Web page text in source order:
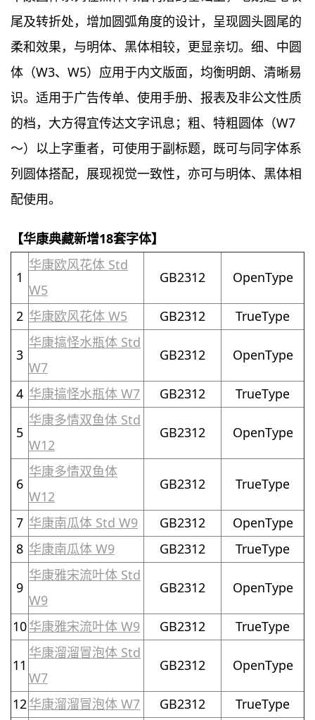
尾及转折处，增加圆弧角度的设计，呈现圆头圆尾的
柔和效果，与明体、黑体相较，更显亲切。细、中圆
体（W3、W5）应用于内文版面，均衡明朗、清晰易
识。适用于广告传单、使用手册、报表及非公文性质
的档，大方得宜传达文字讯息；粗、特粗圆体（W7
～）以上字重者，可使用于副标题，既可与同字体系
列圆体搭配，展现视觉一致性，亦可与明体、黑体相
配使用。
【华康典藏新增18套字体】
1
华康欧风花体 Std
W5
GB2312 OpenType
2 华康欧风花体 W5 GB2312 TrueType
3
华康搞怪水瓶体 Std
W7
GB2312 OpenType
4 华康搞怪水瓶体 W7 GB2312 TrueType
5
华康多情双鱼体 Std
W12
GB2312 OpenType
6
华康多情双鱼体
W12
GB2312 TrueType
7 华康南瓜体 Std W9 GB2312
OpenType
8 华康南瓜体 W9 GB2312 TrueType
9
华康雅宋流叶体 Std
W9
GB2312 OpenType
10华康雅宋流叶体 W9 GB2312 TrueType
11
华康溜溜冒泡体 Std
W7
GB2312 OpenType
12华康溜溜冒泡体 W7 GB2312 TrueType